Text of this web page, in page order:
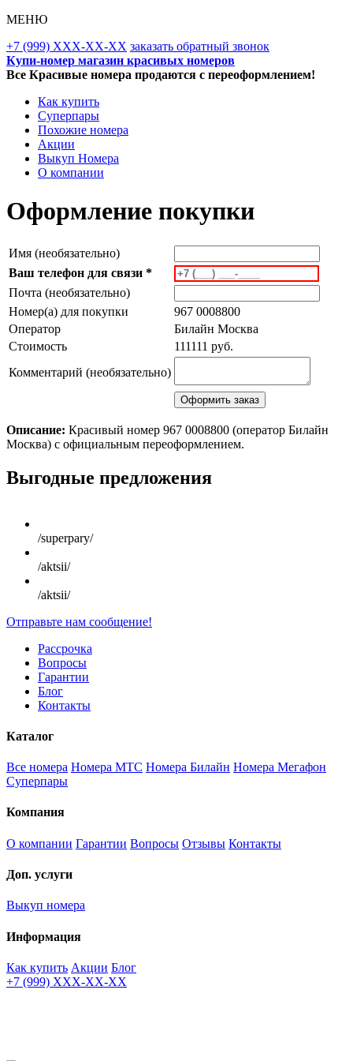
МЕНЮ
+7 (999) XXX-XX-XX заказать обратный звонок
Купи-номер магазин красивых номеров
Все Красивые номера продаются с переоформлением!
Как купить
Суперпары
Похожие номера
Акции
Выкуп Номера
О компании
Оформление покупки
Имя (необязательно)
Ваш телефон для связи *
Почта (необязательно)
Номер(а) для покупки
967 0008800
Оператор
Билайн Москва
Стоимость
111111 руб.
Комментарий (необязательно)
Описание: Красивый номер 967 0008800 (оператор Билайн
Москва) с официальным переоформлением.
Scroll
Up
Выгодные предложения
/superpary/
/aktsii/
/aktsii/
Отправьте нам сообщение!
Рассрочка
Вопросы
Гарантии
Блог
Контакты
Каталог
Все номера Номера МТС Номера Билайн Номера Мегафон
Суперпары
Компания
О компании Гарантии Вопросы Отзывы Контакты
Доп. услуги
Выкуп номера
Информация
Как купить Акции Блог
+7 (999) XXX-XX-XX